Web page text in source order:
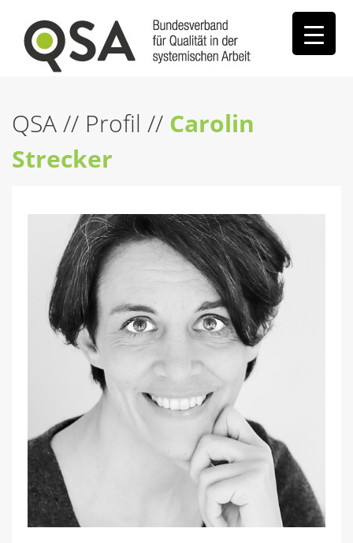
QSA// Profil // Carolin
Strecker